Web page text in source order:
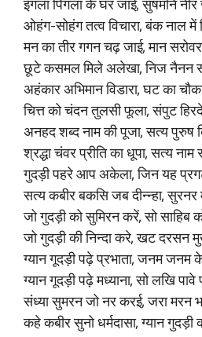
इंगला पिंगला के घर जाई, सुषमनि नीर
ओहंग-सोहंग तत्व विचारा, बंक नाल में
मन का तीर गगन चढ़ जाई, मान
छूटे कसमल मिले अलेखा, निज नैनन
अहंकार अभिमान विडारा, घट का
चित्त को चंदन तुलसी फूला, संपुट
अनहद शब्द नाम की पूजा, सत्य पुरुष
श्रद्धा चंवर प्रीति का धूपा, सत्य नाम
गुदड़ी पहरे आप अकेला, जिन यह
सत्य कबीर बकसि जब दीन्‍न्हा, सुरनर
जो गुदड़ी को सुमिरन करें, सो साहिब
जो गुदड़ी की निन्‍दा करे, खट दरसन
ग्यान गूदड़ी पढ़े प्रभाता, जनम जनम
ग्यान गूदड़ी पढ़े मध्याना, सो लखि पावे
संध्या सुमरन जो नर करई, जरा मरन
कहे कबीर सुनो धर्मदासा, ग्यान गुदड़ी